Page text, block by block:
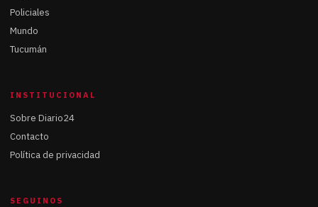
Policiales
Mundo
Tucumán
INSTITUCIONAL
Sobre Diario24
Contacto
Política de privacidad
SEGUINOS